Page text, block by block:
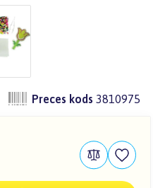
Preces kods 3810975